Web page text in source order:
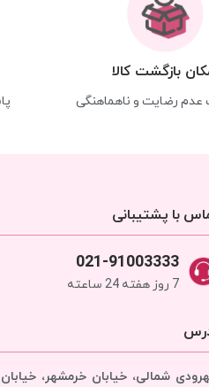
بازگشت کالا
رضایت و ناهماهنگی
با پشتیبانی
021-91003333
7 روز هفته 24 ساعته
شمالی، خیابان خرمشهر،